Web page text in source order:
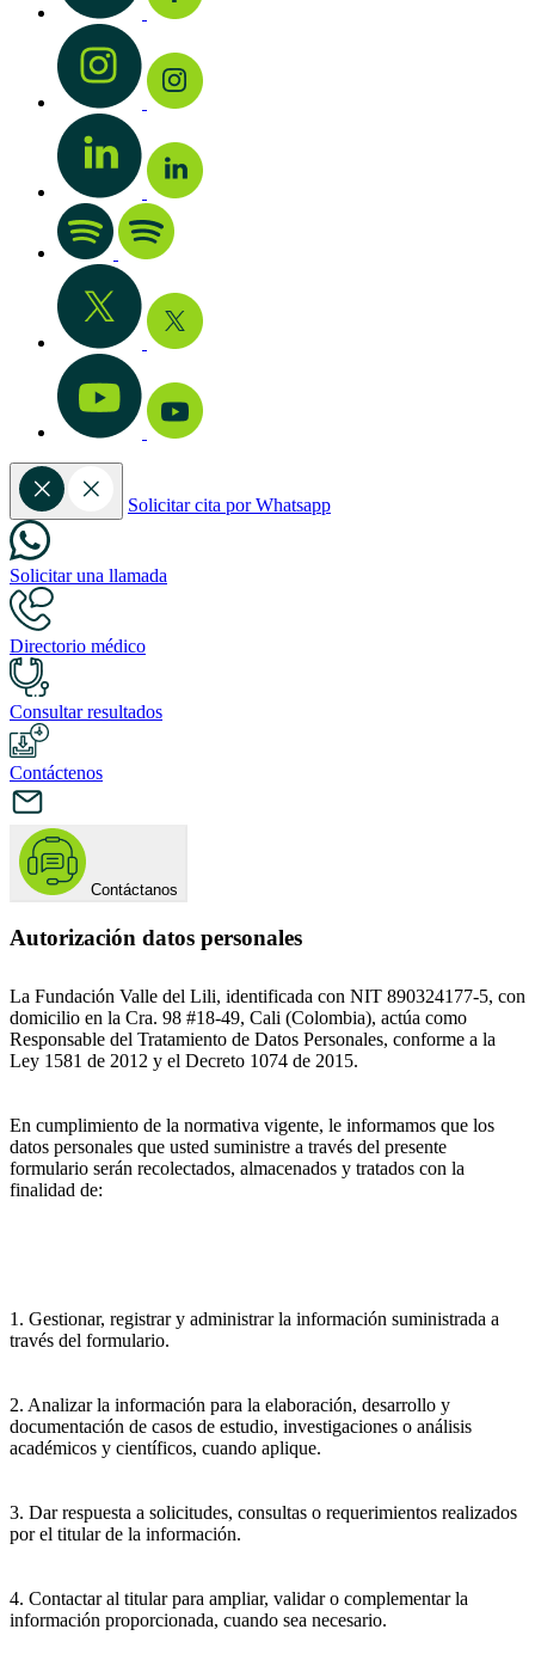
Solicitar cita por Whatsapp
Solicitar una llamada
Directorio médico
Consultar resultados
Contáctenos
Contáctanos
Autorización datos personales
La Fundación Valle del Lili, identificada con NIT 890324177-5, con
domicilio en la Cra. 98 #18-49, Cali (Colombia), actúa como
Responsable del Tratamiento de Datos Personales, conforme a la
Ley 1581 de 2012 y el Decreto 1074 de 2015.
En cumplimiento de la normativa vigente, le informamos que los
datos personales que usted suministre a través del presente
formulario serán recolectados, almacenados y tratados con la
finalidad de:
1. Gestionar, registrar y administrar la información suministrada a
través del formulario.
2. Analizar la información para la elaboración, desarrollo y
documentación de casos de estudio, investigaciones o análisis
académicos y científicos, cuando aplique.
3. Dar respuesta a solicitudes, consultas o requerimientos realizados
por el titular de la información.
4. Contactar al titular para ampliar, validar o complementar la
información proporcionada, cuando sea necesario.